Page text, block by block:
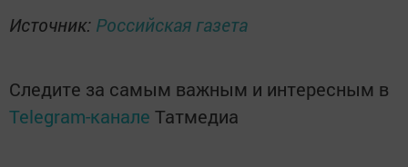
Источник: Российская газета
Следите за самым важным и интересным в
Telegram-канале Татмедиа